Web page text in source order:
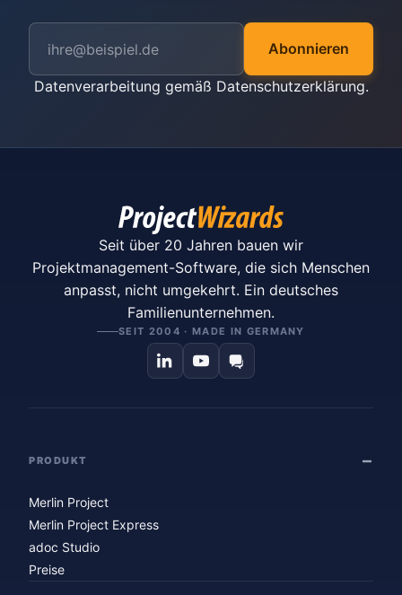
Abonnieren
Datenverarbeitung gemäß Datenschutzerklärung.
Seit über 20 Jahren bauen wir
Projektmanagement-Software, die sich Menschen
anpasst, nicht umgekehrt. Ein deutsches
Familienunternehmen.
SEIT 2004 · MADE IN GERMANY
PRODUKT
Merlin Project
Merlin Project Express
adoc Studio
Preise